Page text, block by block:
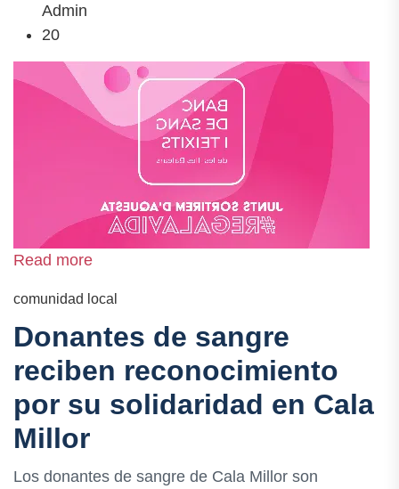
Admin
20
Read more
comunidad local
Donantes de sangre
reciben reconocimiento
por su solidaridad en Cala
Millor
Los donantes de sangre de Cala Millor son